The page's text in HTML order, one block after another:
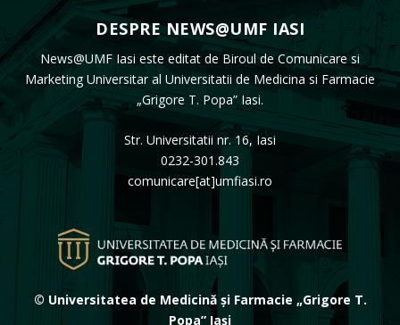
DESPRE NEWS@UMF IASI
News@UMF Iasi este editat de Biroul de Comunicare si
Marketing Universitar al Universitatii de Medicina si Farmacie
„Grigore T. Popa” Iasi.
Str. Universitatii nr. 16, Iasi
0232-301.843
comunicare[at]umfiasi.ro
© Universitatea de Medicină și Farmacie „Grigore T.
Popa” Iași